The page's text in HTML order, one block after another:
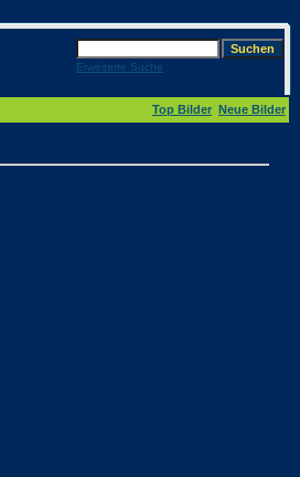
Erweiterte Suche
Top Bilder Neue Bilder